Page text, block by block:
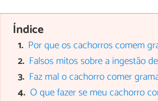
Índice
Por que os cachorros comem
Falsos mitos sobre a ingestão
Faz mal o cachorro comer
O que fazer se meu cachorro